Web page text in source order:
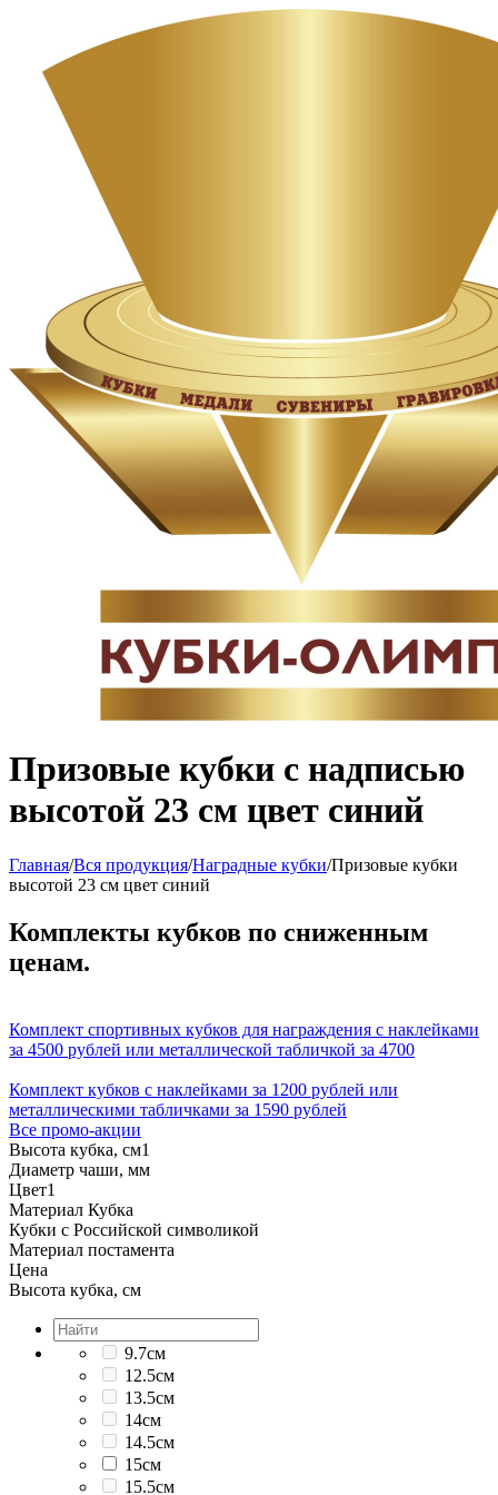
Призовые кубки с надписью
высотой 23 см цвет синий
Главная/Вся продукция/Наградные кубки/Призовые кубки
высотой 23 см цвет синий
Комплекты кубков по сниженным
ценам.
Комплект спортивных кубков для награждения с наклейками
за 4500 рублей или металлической табличкой за 4700
Комплект кубков с наклейками за 1200 рублей или
металлическими табличками за 1590 рублей
Все промо-акции
Высота кубка, см1
Диаметр чаши, мм
Цвет1
Материал Кубка
Кубки с Российской символикой
Материал постамента
Цена
Высота кубка, см
9.7см
12.5см
13.5см
14см
14.5см
15см
15.5см